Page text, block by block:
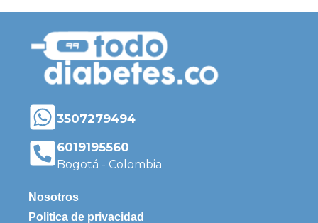
3507279494
6019195560
Bogotá - Colombia
Nosotros
Politica de privacidad